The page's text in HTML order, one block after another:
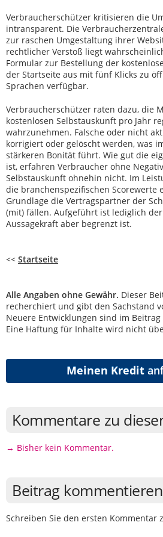
Verbraucherschützer kritisieren die
intransparent. Die
zur raschen Umgestaltung ihrer
rechtlicher Verstoß liegt
Formular zur Bestellung der
der Startseite aus mit fünf Klicks zu
Sprachen verfügbar.
Verbraucherschützer raten dazu, die
kostenlosen Selbstauskunft pro Jahr
wahrzunehmen. Falsche oder nicht
korrigiert oder gelöscht werden, was
stärkeren Bonität führt. Wie gut die
ist, erfahren Verbraucher ohne
Selbstauskunft ohnehin nicht. Im
die branchenspezifischen Scorewerte
Grundlage die Vertragspartner der
(mit) fällen. Aufgeführt ist lediglich der
Aussagekraft aber begrenzt ist.
<< Startseite
Alle Angaben ohne Gewähr. Dieser
recherchiert und gibt den Sachstand
Neuere Entwicklungen sind im
Eine Haftung für Inhalte wird nicht
Meinen Kredit
Kommentare zu
→ Bisher kein Kommentar.
Beitrag kommentieren
Schreiben Sie den ersten Kommentar